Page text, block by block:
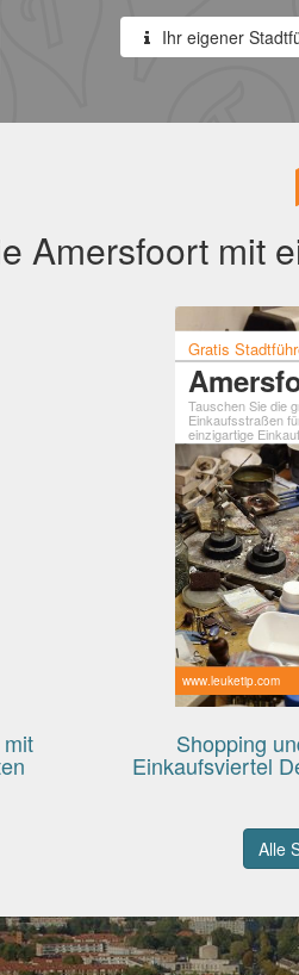
Ihr eigener
Amersfoort mit
Gratis
Tauschen Sie die
Einkaufsstraßen
einzigartige
www.leuketip.com
Shopping
Einkaufsviertel
Alle